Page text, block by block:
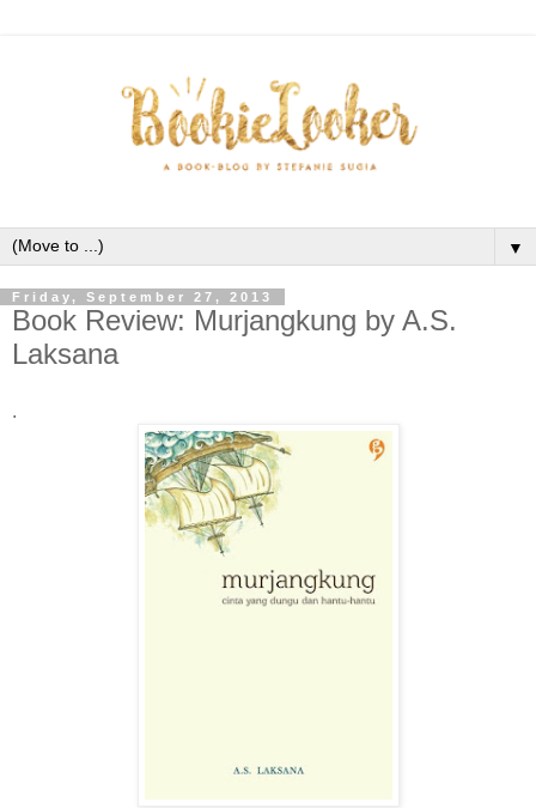
▼
Friday, September 27, 2013
Book Review: Murjangkung by A.S.
Laksana
.